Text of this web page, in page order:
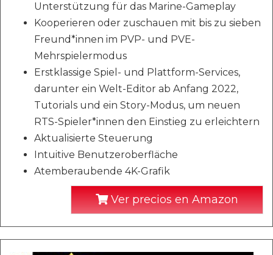
Unterstützung für das Marine-Gameplay
Kooperieren oder zuschauen mit bis zu sieben
Freund*innen im PVP- und PVE-
Mehrspielermodus
Erstklassige Spiel- und Plattform-Services,
darunter ein Welt-Editor ab Anfang 2022,
Tutorials und ein Story-Modus, um neuen
RTS-Spieler*innen den Einstieg zu erleichtern
Aktualisierte Steuerung
Intuitive Benutzeroberfläche
Atemberaubende 4K-Grafik
Ver precios en Amazon